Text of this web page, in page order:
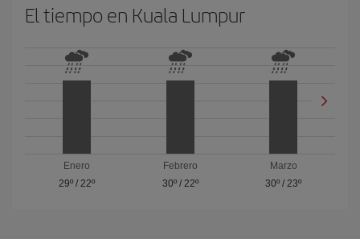
El tiempo en Kuala Lumpur
Enero
29º/ 22º
Febrero
30º/ 22º
Marzo
30º /23º